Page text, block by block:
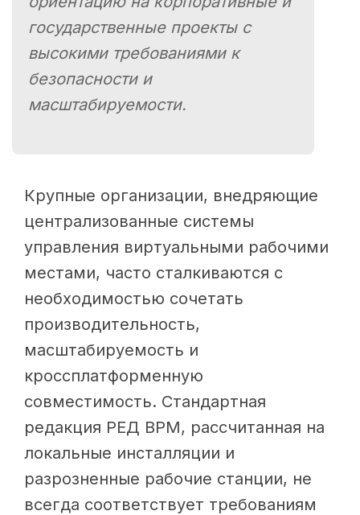
государственные проекты с
высокими требованиями к
безопасности и
масштабируемости.
Крупные организации, внедряющие
централизованные системы
управления виртуальными рабочими
местами, часто сталкиваются с
необходимостью сочетать
производительность,
масштабируемость и
кроссплатформенную
совместимость. Стандартная
редакция РЕД ВРМ, рассчитанная на
локальные инсталляции и
разрозненные рабочие станции, не
всегда соответствует требованиям